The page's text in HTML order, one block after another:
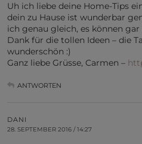
Uh ich liebe deine Home-Tips
dein zu Hause ist wunderbar
ich genau gleich, es können
Dank für die tollen Ideen – die
wunderschön :)
Ganz liebe Grüsse, Carmen –
ANTWORTEN
DANI
28. SEPTEMBER 2016 / 14:27